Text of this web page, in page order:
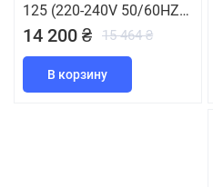
125 (220-240V 50/60HZ)
RE
14 200 ₴ 15 464 ₴
В корзину